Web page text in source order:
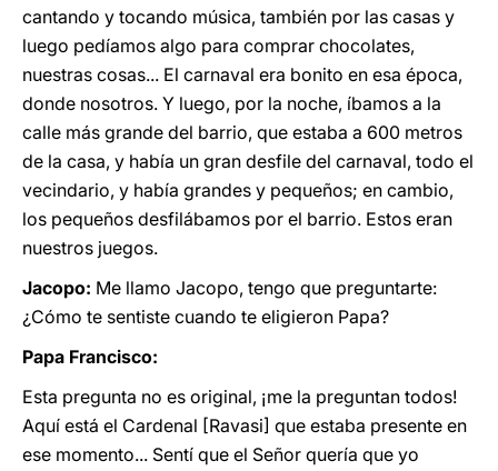
cantando y tocando música, también por las casas y
luego pedíamos algo para comprar chocolates,
nuestras cosas... El carnaval era bonito en esa época,
donde nosotros. Y luego, por la noche, íbamos a la
calle más grande del barrio, que estaba a 600 metros
de la casa, y había un gran desfile del carnaval, todo el
vecindario, y había grandes y pequeños; en cambio,
los pequeños desfilábamos por el barrio. Estos eran
nuestros juegos.
Jacopo: Me llamo Jacopo, tengo que preguntarte:
¿Cómo te sentiste cuando te eligieron Papa?
Papa Francisco:
Esta pregunta no es original, ¡me la preguntan todos!
Aquí está el Cardenal [Ravasi] que estaba presente en
ese momento... Sentí que el Señor quería que yo